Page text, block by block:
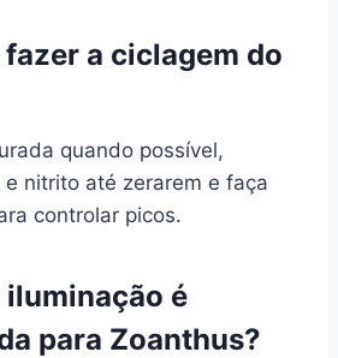
a ciclagem do
quando possível,
nitrito até zerarem e faça
controlar picos.
iluminação é
para Zoanthus?